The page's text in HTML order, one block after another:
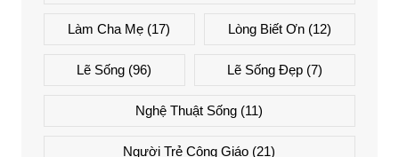
Làm Cha Mẹ (17) Lòng Biết Ơn(12)
Lẽ Sống (96) Lẽ Sống Đẹp(7)
Nghệ Thuật Sống (11)
Người Trẻ Công Giáo (21)